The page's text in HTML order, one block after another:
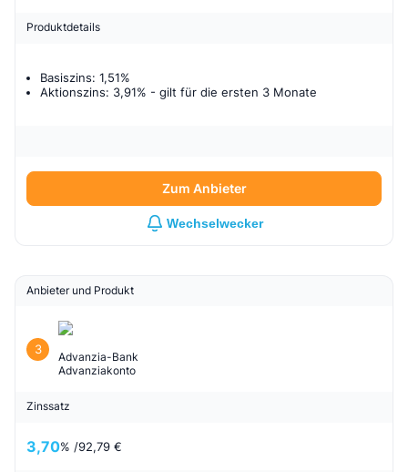
Produktdetails
Basiszins: 1,51%
Aktionszins: 3,91% - gilt für die ersten 3 Monate
Zum Anbieter
Wechselwecker
Anbieter und Produkt
3
Advanzia-Bank
Advanziakonto
Zinssatz
3,70% /92,79 €